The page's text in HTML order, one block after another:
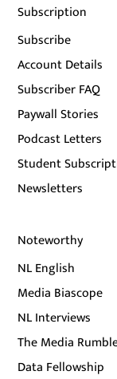
Subscription
Subscribe
Account Details
Subscriber FAQ
Paywall Stories
Podcast Letters
Student
Newsletters
Noteworthy
NL English
Media Biascope
NL Interviews
The Media
Data Fellowship